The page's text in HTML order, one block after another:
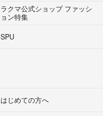
ラクマ公式ショップ ファッシ
ョン特集
SPU
はじめての方へ